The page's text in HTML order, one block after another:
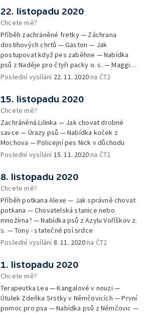
22. listopadu 2020
Chcete mě?
Příběh zachráněné fretky — Záchrana
dostihových chrtů — Gaston — Jak
postupovat když pes zaběhne — Nabídka
psů z Naděje pro čtyři packy o. s. — Maggie -
aktivní stáří v kočárku
Poslední vysílání 22. 11. 2020na ČT2
15. listopadu 2020
Chcete mě?
Zachráněná Lilinka — Jak chovat drobné
savce — Úrazy psů — Nabídka koček z
Mochova — Policejní pes Nick v důchodu
Poslední vysílání15. 11. 2020na ČT2
8. listopadu 2020
Chcete mě?
Příběh potkana Alexe — Jak správně chovat
potkana — Chovatelská stanice nebo
množírna? — Nabídka psů z Azylu Voříškov z.
s. — Tony - statečné psí srdce
Poslední vysílání8. 11. 2020na ČT2
1. listopadu 2020
Chcete mě?
Terapeutka Lea — Kangalové v nouzi —
Útulek Zdeňka Srstky v Němčovicích — První
pomoc pro psa — Nabídka psů z Němčovic —